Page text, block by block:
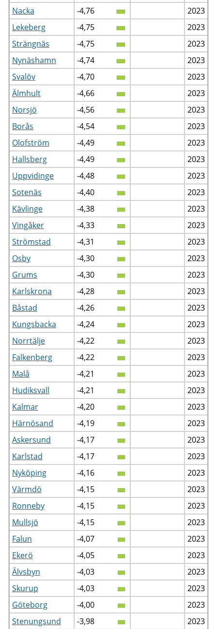
Nacka
-4,76
2023
Lekeberg
-4,75
2023
Strängnäs
-4,75
2023
Nynäshamn
-4,74
2023
Svalöv
-4,70
2023
Älmhult
-4,66
2023
Norsjö
-4,56
2023
Borås
-4,54
2023
Olofström
-4,49
2023
Hallsberg
-4,49
2023
Uppvidinge
-4,48
2023
Sotenäs
-4,40
2023
Kävlinge
-4,38
2023
Vingåker
-4,33
2023
Strömstad
-4,31
2023
Osby
-4,30
2023
Grums
-4,30
2023
Karlskrona
-4,28
2023
Båstad
-4,26
2023
Kungsbacka
-4,24
2023
Norrtälje
-4,22
2023
Falkenberg
-4,22
2023
Malå
-4,21
2023
Hudiksvall
-4,21
2023
Kalmar
-4,20
2023
Härnösand
-4,19
2023
Askersund
-4,17
2023
Karlstad
-4,17
2023
Nyköping
-4,16
2023
Värmdö
-4,15
2023
Ronneby
-4,15
2023
Mullsjö
-4,15
2023
Falun
-4,07
2023
Ekerö
-4,05
2023
Älvsbyn
-4,03
2023
Skurup
-4,03
2023
Göteborg
-4,00
2023
Stenungsund
-3,98
2023